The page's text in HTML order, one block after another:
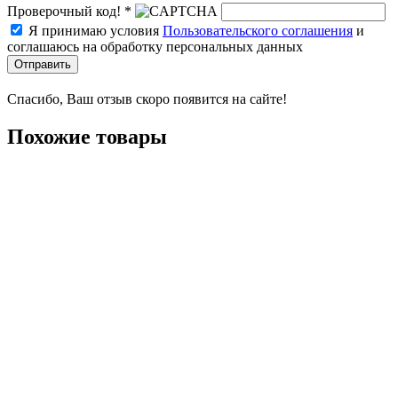
Проверочный код! *
Я принимаю условия Пользовательского соглашения и
соглашаюсь на обработку персональных данных
Отправить
Спасибо, Ваш отзыв скоро появится на сайте!
Похожие товары